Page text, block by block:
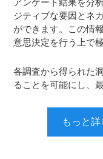
アンケート結果を分
ジティブな要因とネ
ができます。この情
意思決定を行う上で
各調査から得られた
ることを可能にし、
もっと詳